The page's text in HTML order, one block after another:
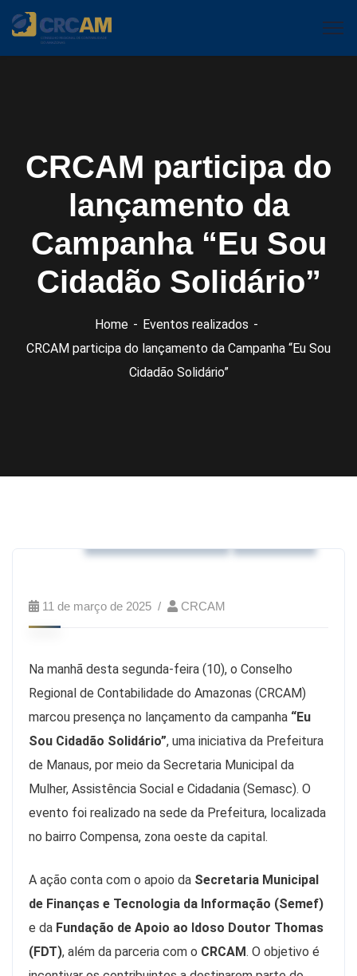
CRCAM participa do
lançamento da
Campanha “Eu Sou
Cidadão Solidário”
Home
Eventos realizados
CRCAM participa do lançamento da Campanha “Eu Sou
Cidadão Solidário”
11 de março de 2025 CRCAM
Na manhã desta segunda-feira (10), o Conselho
Regional de Contabilidade do Amazonas (CRCAM)
marcou presença no lançamento da campanha “Eu
Sou Cidadão Solidário”, uma iniciativa da Prefeitura
de Manaus, por meio da Secretaria Municipal da
Mulher, Assistência Social e Cidadania (Semasc). O
evento foi realizado na sede da Prefeitura, localizada
no bairro Compensa, zona oeste da capital.
A ação conta com o apoio da Secretaria Municipal
de Finanças e Tecnologia da Informação (Semef)
e da Fundação de Apoio ao Idoso Doutor Thomas
(FDT), além da parceria com o CRCAM. O objetivo é